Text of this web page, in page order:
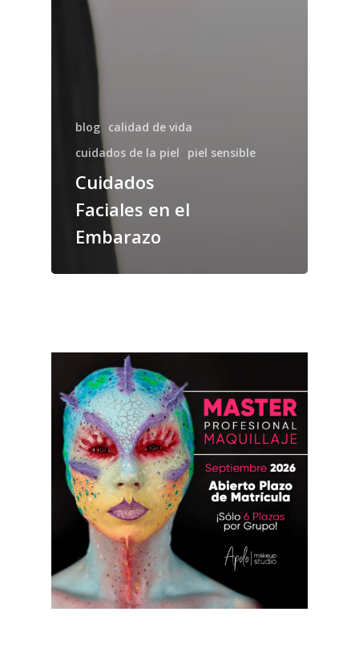
blog calidad de vida
cuidados de la piel
piel sensible
Cuidados
Faciales en el
Embarazo